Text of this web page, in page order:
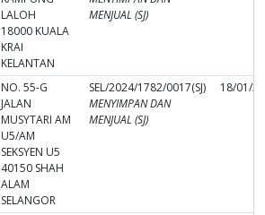
LALOH
18000 KUALA
KRAI
KELANTAN
MENJUAL (SJ)
NO. 55-G
JALAN
MUSYTARI AM
U5/AM
SEKSYEN U5
40150 SHAH
ALAM
SELANGOR
SEL/2024/1782/0017(SJ)
MENYIMPAN DAN
MENJUAL (SJ)
18/01/